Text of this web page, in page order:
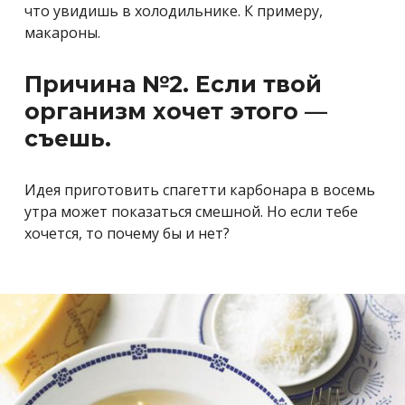
что увидишь в холодильнике. К примеру,
макароны.
Причина №2. Если твой
организм хочет этого —
съешь.
Идея приготовить спагетти карбонара в восемь
утра может показаться смешной. Но если тебе
хочется, то почему бы и нет?